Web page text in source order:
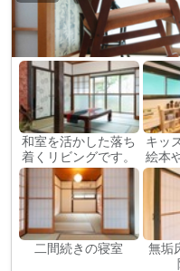
和室を活かした落ち
着くリビングです。
キッ
絵本
二間続きの寝室
無垢